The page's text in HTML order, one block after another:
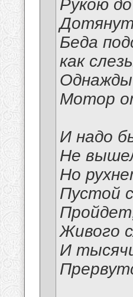
Рукою до
Беда
как
Мотор
И надо
Не
Но
Пустой
Живого
И